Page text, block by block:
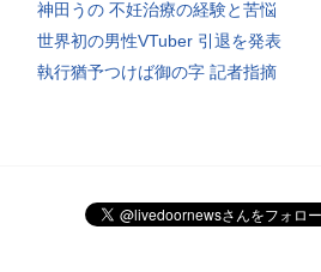
神田うの 不妊治療の経験と苦悩
世界初の男性VTuber 引退を発表
執行猶予つけば御の字 記者指摘